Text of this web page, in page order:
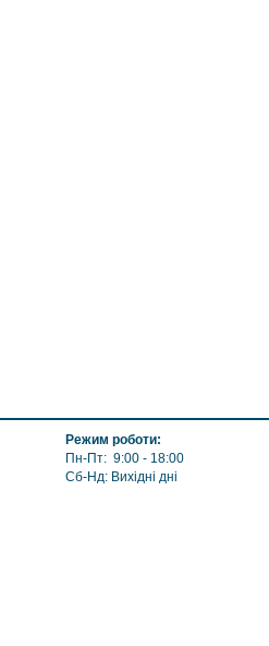
Режим роботи:
Пн-Пт: 9:00 - 18:00
Сб-Нд: Вихідні дні